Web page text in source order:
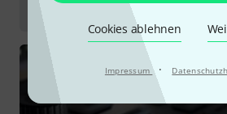
Cookies ablehnen
Impressum ·